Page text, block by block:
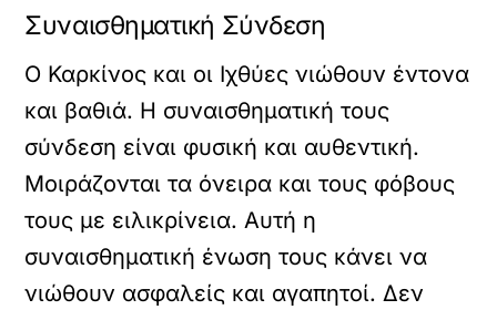
Συναισθηματική Σύνδεση
Ο Καρκίνος και οι Ιχθύες νιώθουν έντονα
και βαθιά. Η συναισθηματική τους
σύνδεση είναι φυσική και αυθεντική.
Μοιράζονται τα όνειρα και τους φόβους
τους με ειλικρίνεια. Αυτή η
συναισθηματική ένωση τους κάνει να
νιώθουν ασφαλείς και αγαπητοί. Δεν